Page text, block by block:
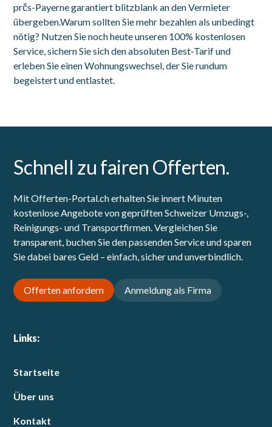
prčs-Payerne garantiert blitzblank an den Vermieter
übergeben.Warum sollten Sie mehr bezahlen als unbedingt
nötig? Nutzen Sie noch heute unseren 100% kostenlosen
Service, sichern Sie sich den absoluten Best-Tarif und
erleben Sie einen Wohnungswechsel, der Sie rundum
begeistert und entlastet.
Schnell zu fairen Offerten.
Mit Offerten-Portal.ch erhalten Sie innert Minuten
kostenlose Angebote von geprüften Schweizer Umzugs-,
Reinigungs- und Transportfirmen. Vergleichen Sie
transparent, buchen Sie den passenden Service und sparen
Sie dabei bares Geld – einfach, sicher und unverbindlich.
Offerten anfordern Anmeldung als Firma
Links:
Startseite
Über uns
Kontakt